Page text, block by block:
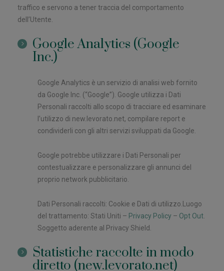
traffico e servono a tener traccia del comportamento
dell’Utente.
Google Analytics (Google
Inc.)
Google Analytics è un servizio di analisi web fornito
da Google Inc. (“Google”). Google utilizza i Dati
Personali raccolti allo scopo di tracciare ed esaminare
l’utilizzo di new.levorato.net, compilare report e
condividerli con gli altri servizi sviluppati da Google.
Google potrebbe utilizzare i Dati Personali per
contestualizzare e personalizzare gli annunci del
proprio network pubblicitario.
Dati Personali raccolti: Cookie e Dati di utilizzo.Luogo
del trattamento: Stati Uniti – Privacy Policy – Opt Out
Soggetto aderente al Privacy Shield.
Statistiche raccolte in modo
diretto (new.levorato.net)